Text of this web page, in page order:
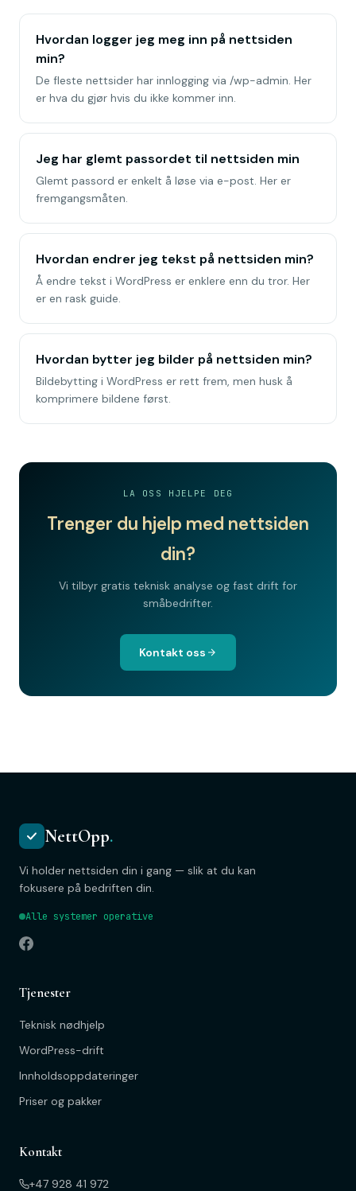
Hvordan logger jeg meg inn på nettsiden
min?
De fleste nettsider har innlogging via /wp-admin. Her
er hva du gjør hvis du ikke kommer inn.
Jeg har glemt passordet til nettsiden min
Glemt passord er enkelt å løse via e-post. Her er
fremgangsmåten.
Hvordan endrer jeg tekst på nettsiden min?
Å endre tekst i WordPress er enklere enn du tror. Her
er en rask guide.
Hvordan bytter jeg bilder på nettsiden min?
Bildebytting i WordPress er rett frem, men husk å
komprimere bildene først.
LA OSS HJELPE DEG
Trenger du hjelp med nettsiden
din?
Vi tilbyr gratis teknisk analyse og fast drift for
småbedrifter.
Kontakt oss
NettOpp.
Vi holder nettsiden din i gang — slik at du kan
fokusere på bedriften din.
Alle systemer operative
Tjenester
Teknisk nødhjelp
WordPress-drift
Innholdsoppdateringer
Priser og pakker
Kontakt
+47 928 41 972